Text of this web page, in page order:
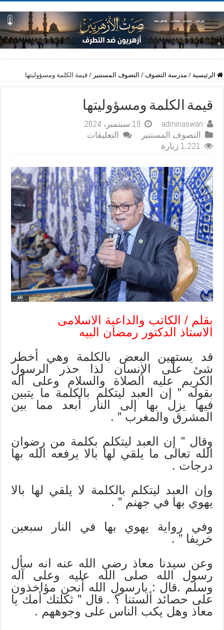
الرئيسية / مدرسة التصوف / التصوف المستنير / قيمة الكلمة ومسؤوليتها
قيمة الكلمة ومسؤوليتها
adminaswan
19 سبتمبر، 2024
التصوف المستنير
التعليقات
ومسؤوليتها
مغلقة
1,221 زيارة
بقلم / الكاتب والداعية الاسلامى
الاستاذ الدكتور رمضان البيه
قد يستهين البعض بالكلمة وهي أخطر
شئ على الإنسان لذا حذر الرسول
الكريم عليه الصلاة والسلام وعلى آله
بقوله ” إن العبد ليتكلم بالكلمة ما يتبين
فيها يزل بها إلى النار أبعد مما بين
المشرق والمغرب ” .
وقال ” إن العبد ليتكلم بكلمة من رضوان
الله تعالى ما يلقي لها بالا يرفعه الله بها
درجات .
وإن العبد ليتكلم بالكلمة لا يلقي لها بالا
يهوي بها في جهنم ” .
وفي رواية يهوي بها في النار سبعين
خريفا ” .
وعن سيدنا معاذ رضي الله عنه انه سأل
رسول الله صلى الله عليه وعلى آله
وسلم .قال : يارسول الله أنحن مؤاخذون
على حصائد ألستنا ؟ . قال ” ثكلتك أمك يا
معاذ وهل يكب الناس على وجوههم .